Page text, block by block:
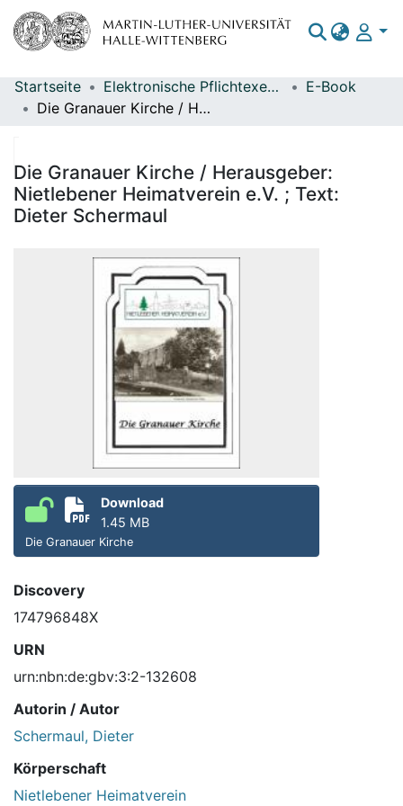
Bereiche & Sammlungen
Statistiken
Startseite Elektronische Pflichtexemplare
E-Book
Die Granauer Kirche / Herausgeber: Nietlebener Heimatverein e.V. ; Text: Dieter Schermaul
Die Granauer Kirche / Herausgeber:
Nietlebener Heimatverein e.V. ; Text:
Dieter Schermaul
Download
1.45 MB
Die Granauer Kirche
Discovery
174796848X
URN
urn:nbn:de:gbv:3:2-132608
Autorin / Autor
Schermaul, Dieter
Körperschaft
Nietlebener Heimatverein